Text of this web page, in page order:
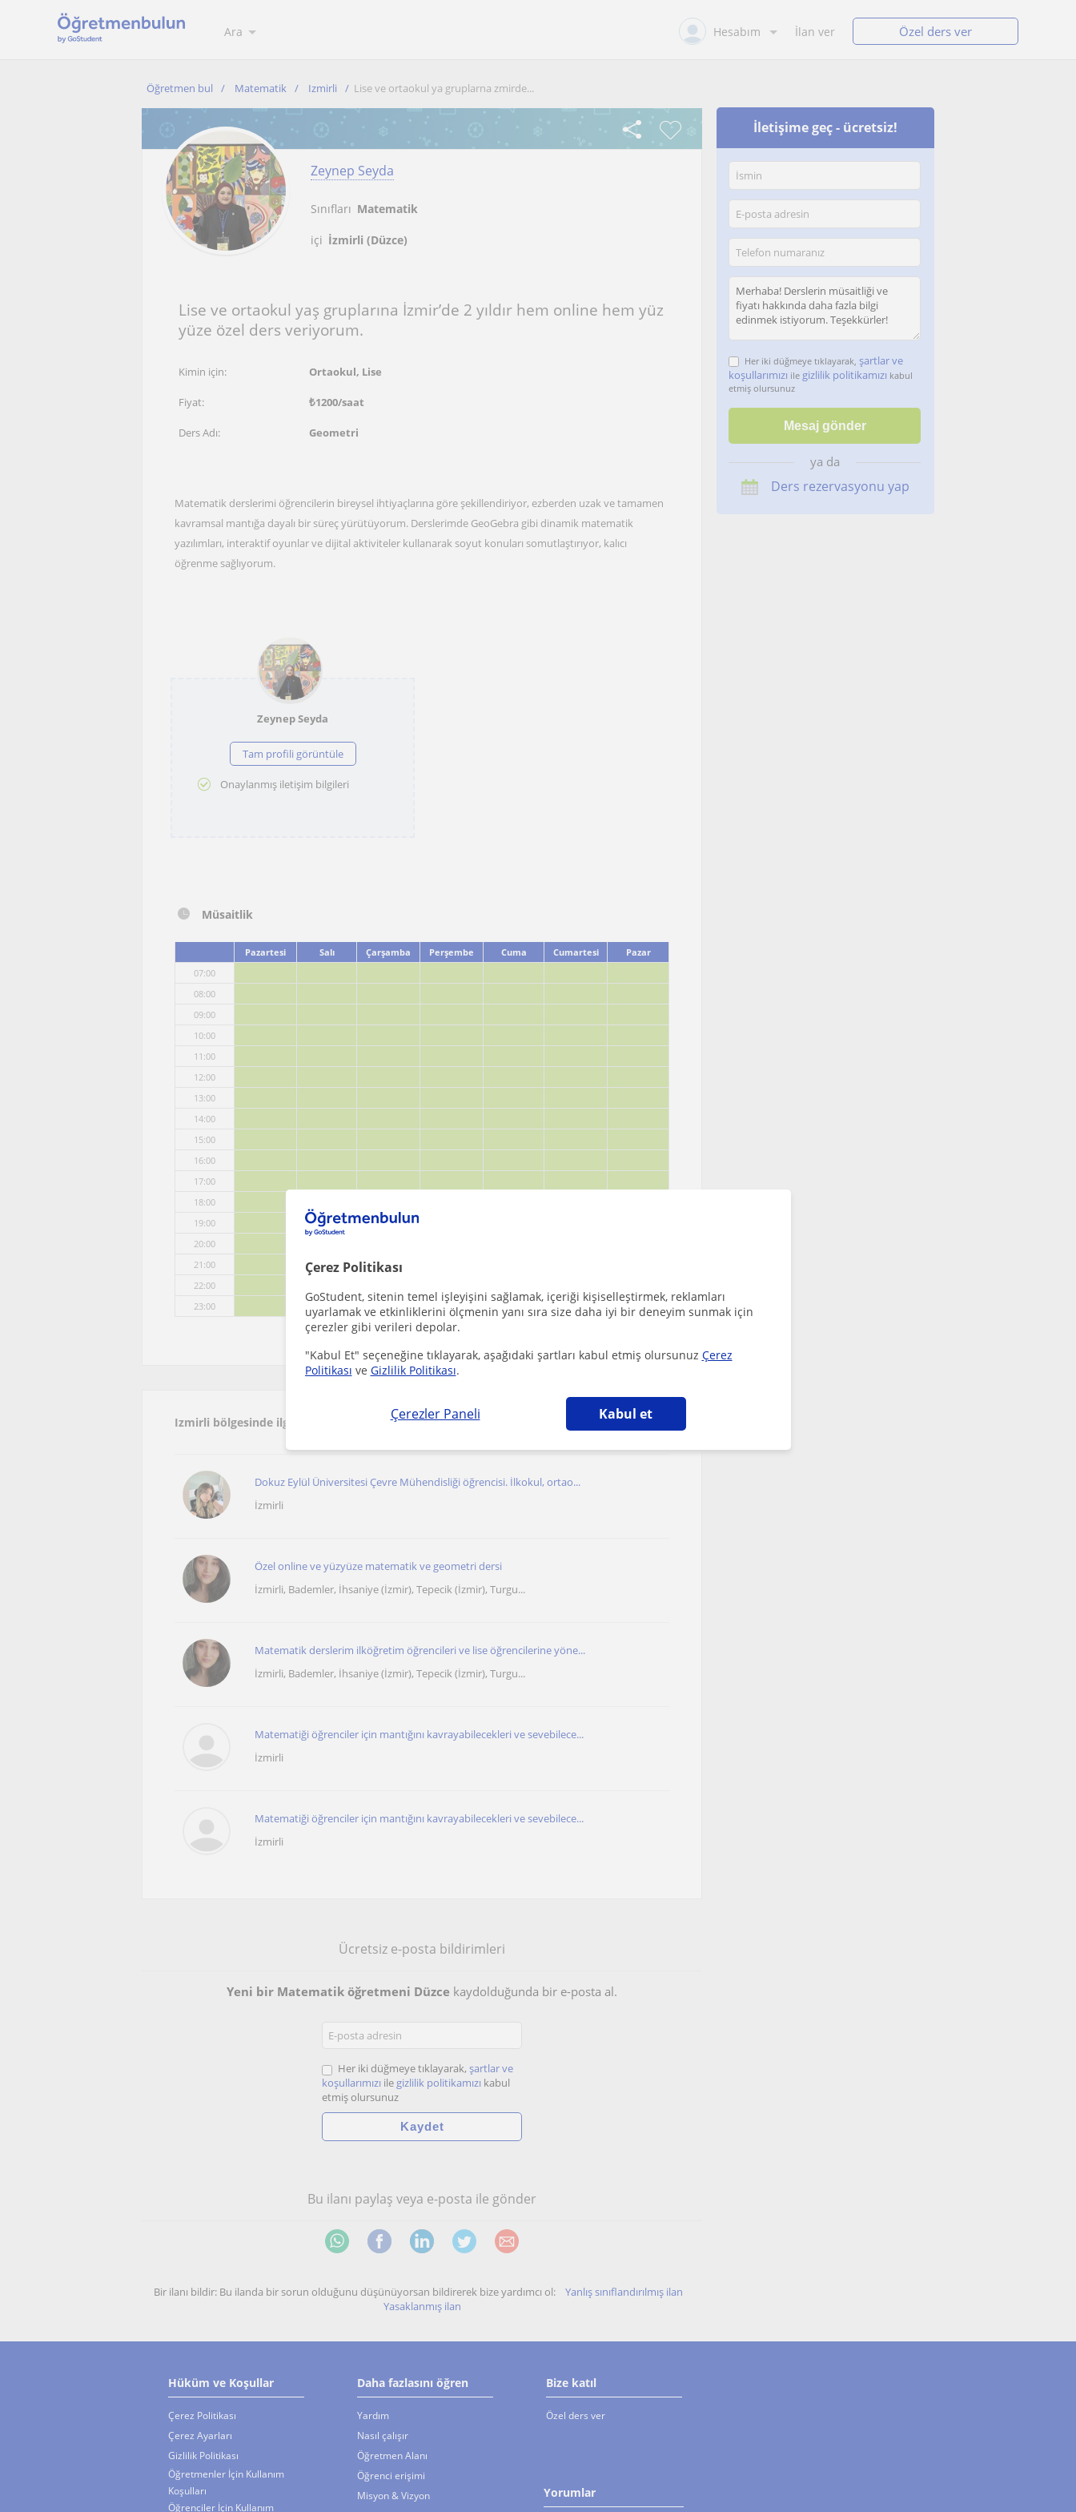
Çerez Politikası
GoStudent, sitenin temel işleyişini sağlamak, içeriği kişiselleştirmek, reklamları
uyarlamak ve etkinliklerini ölçmenin yanı sıra size daha iyi bir deneyim sunmak için
çerezler gibi verileri depolar.
"Kabul Et" seçeneğine tıklayarak, aşağıdaki şartları kabul etmiş olursunuz Çerez
Politikası ve Gizlilik Politikası.
Çerezler Paneli Kabul et
Ara Hesabım İlan ver Özel ders ver
Öğretmen bul Matematik Izmirli Lise ve ortaokul ya gruplarna zmirde...
Zeynep Seyda
Sınıfları Matematik
içi İzmirli (Düzce)
Lise ve ortaokul yaş gruplarına İzmir’de 2 yıldır hem online hem yüz
yüze özel ders veriyorum.
Kimin için: Ortaokul, Lise
Fiyat: ₺1200/saat
Ders Adı: Geometri
Matematik derslerimi öğrencilerin bireysel ihtiyaçlarına göre şekillendiriyor, ezberden uzak ve tamamen
kavramsal mantığa dayalı bir süreç yürütüyorum. Derslerimde GeoGebra gibi dinamik matematik
yazılımları, interaktif oyunlar ve dijital aktiviteler kullanarak soyut konuları somutlaştırıyor, kalıcı
öğrenme sağlıyorum.
Zeynep Seyda
Tam profili görüntüle
Onaylanmış iletişim bilgileri
Müsaitlik
Pazartesi Salı Çarşamba Perşembe Cuma Cumartesi
Pazar
07:00
08:00
09:00
10:00
11:00
12:00
13:00
14:00
15:00
16:00
17:00
18:00
19:00
20:00
21:00
22:00
23:00
Izmirli bölgesinde ilginizi çekebilecek diğer Matematik öğretmenleri
Dokuz Eylül Üniversitesi Çevre Mühendisliği öğrencisi. İlkokul, ortao...
İzmirli
Özel online ve yüzyüze matematik ve geometri dersi
İzmirli, Bademler, İhsaniye (İzmir), Tepecik (İzmir), Turgu...
Matematik derslerim ilköğretim öğrencileri ve lise öğrencilerine yöne...
İzmirli, Bademler, İhsaniye (İzmir), Tepecik (İzmir), Turgu...
Matematiği öğrenciler için mantığını kavrayabilecekleri ve sevebilece...
İzmirli
Matematiği öğrenciler için mantığını kavrayabilecekleri ve sevebilece...
İzmirli
Ücretsiz e-posta bildirimleri
Yeni bir Matematik öğretmeni Düzce kaydolduğunda bir e-posta al.
Her iki düğmeye tıklayarak, şartlar ve
koşullarımızı ile gizlilik politikamızı kabul
etmiş olursunuz
Bu ilanı paylaş veya e-posta ile gönder
Bir ilanı bildir: Bu ilanda bir sorun olduğunu düşünüyorsan bildirerek bize yardımcı ol: Yanlış sınıflandırılmış ilan
Yasaklanmış ilan
İletişime geç - ücretsiz!
Her iki düğmeye tıklayarak, şartlar ve
koşullarımızı ile gizlilik politikamızı kabul
etmiş olursunuz
ya da
Ders rezervasyonu yap
Hüküm ve Koşullar
Çerez Politikası
Çerez Ayarları
Gizlilik Politikası
Öğretmenler İçin Kullanım
Koşulları
Öğrenciler İçin Kullanım
Daha fazlasını öğren
Yardım
Nasıl çalışır
Öğretmen Alanı
Öğrenci erişimi
Misyon & Vizyon
Bize katıl
Özel ders ver
Yorumlar